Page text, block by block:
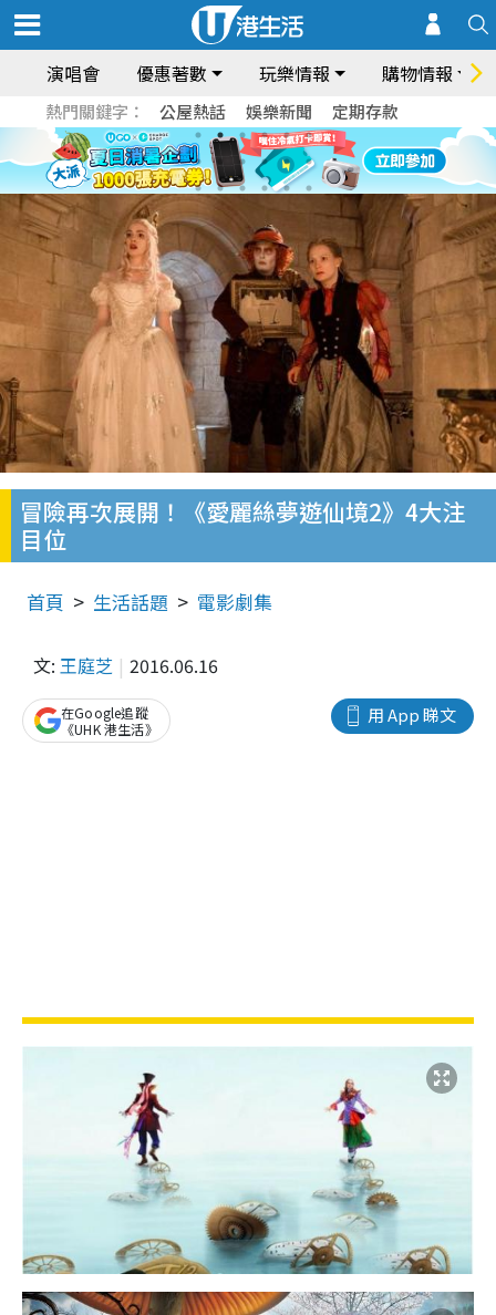
演唱會 優惠著數 玩樂情報 購物情報
熱門關鍵字： 公屋熱話 娛樂新聞 定期存款
冒險再次展開！《愛麗絲夢遊仙境2》4大注
目位
首頁 生活話題 電影劇集
文: 王庭芝 2016.06.16
用 App 睇文
在Google追蹤
《UHK 港生活》